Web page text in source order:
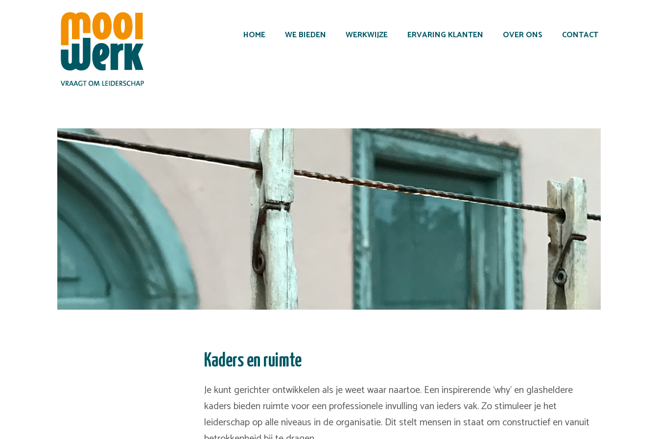
HOME WE BIEDEN WERKWIJZE ERVARING KLANTEN OVER ONS CONTACT
Kaders en ruimte
Je kunt gerichter ontwikkelen als je weet waar naartoe. Een inspirerende ‘why’ en glasheldere
kaders bieden ruimte voor een professionele invulling van ieders vak. Zo stimuleer je het
leiderschap op alle niveaus in de organisatie. Dit stelt mensen in staat om constructief en vanuit